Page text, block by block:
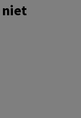
niet